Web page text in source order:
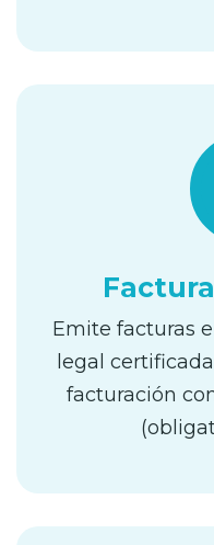
Emite facturas
legal
facturación